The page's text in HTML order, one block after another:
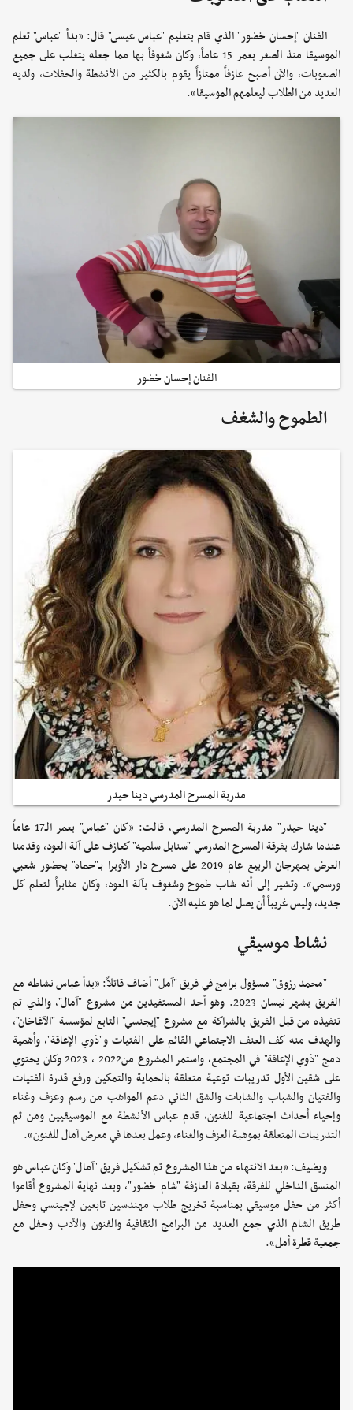
الفنان "إحسان خضور" الذي قام بتعليم "عباس عيسى" قال: «بدأ "عباس" تعلم
الموسيقا منذ الصغر بعمر 15 عاماً، وكان شغوفاً بها مما جعله يتغلب على جميع
الصعوبات، والآن أصبح عازفاً ممتازاً يقوم بالكثير من الأنشطة والحفلات، ولديه
العديد من الطلاب ليعلمهم الموسيقا».
الفنان إحسان خضور
الطموح والشغف
مدربة المسرح المدرسي دينا حيدر
"دينا حيدر" مدربة المسرح المدرسي، قالت: «كان "عباس" بعمر الـ17 عاماً
عندما شارك بفرقة المسرح المدرسي "سنابل سلميه" كعازف على آلة العود، وقدمنا
العرض بمهرجان الربيع عام 2019 على مسرح دار الأوبرا بـ"حماه" بحضور شعبي
ورسمي». وتشير إلى أنه شاب طموح وشغوف بآلة العود، وكان مثابراً لتعلم كل
جديد، وليس غريباً أن يصل لما هو عليه الآن.
نشاط موسيقي
"محمد رزوق" مسؤول برامج في فريق "آمل" أضاف قائلاً: «بدأ عباس نشاطه مع
الفريق بشهر نيسان 2023. وهو أحد المستفيدين من مشروع "آمال"، والذي تم
تنفيذه من قبل الفريق بالشراكة مع مشروع "إيجنسي" التابع لمؤسسة "الآغاخان"،
والهدف منه كف العنف الاجتماعي القائم على الفتيات و"ذوي الإعاقة"، وأهمية
دمج "ذوي الإعاقة" في المجتمع، واستمر المشروع من2022 ، 2023 وكان يحتوي
على شقين الأول تدريبات توعية متعلقة بالحماية والتمكين ورفع قدرة الفتيات
والفتيان والشباب والشابات والشق الثاني دعم المواهب من رسم وعزف وغناء
وإحياء أحداث اجتماعية للفنون، قدم عباس الأنشطة مع الموسيقيين ومن ثم
التدريبات المتعلقة بموهبة العزف والغناء، وعمل بعدها في معرض آمال للفنون».
ويضيف: «بعد الانتهاء من هذا المشروع تم تشكيل فريق "آمال" وكان عباس هو
المنسق الداخلي للفرقة، بقيادة العازفة "شام خضور"، وبعد نهاية المشروع أقاموا
أكثر من حفل موسيقي بمناسبة تخريج طلاب مهندسين تابعين لإجينسي وحفل
طريق الشام الذي جمع العديد من البرامج الثقافية والفنون والأدب وحفل مع
جمعية قطرة أمل».